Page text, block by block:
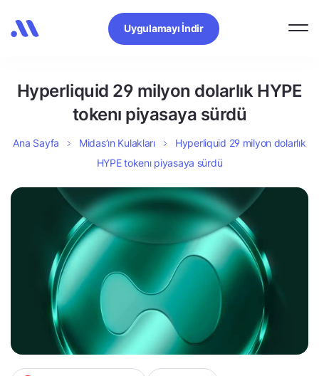
Uygulamayı İndir
Hyperliquid 29 milyon dolarlık HYPE
tokenı piyasaya sürdü
Ana Sayfa Midas’ın Kulakları
Hyperliquid 29 milyon dolarlık
HYPE tokenı piyasaya sürdü